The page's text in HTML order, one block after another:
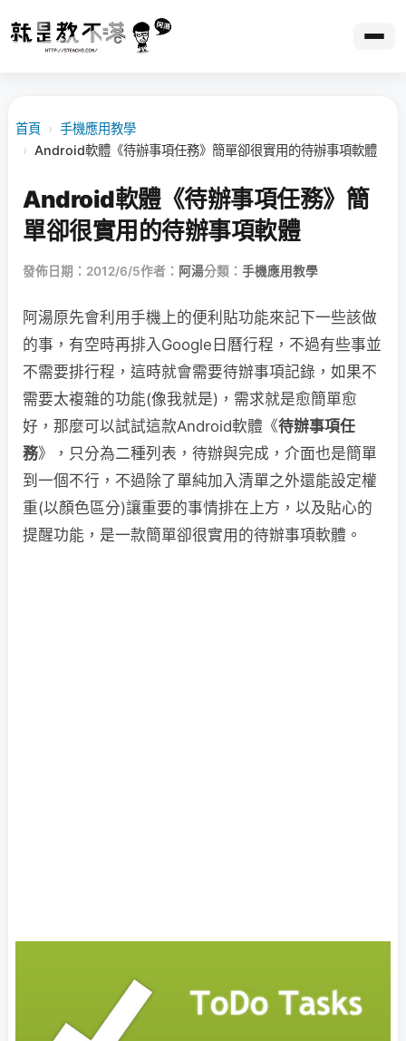
首頁 › 手機應用教學
› Android軟體《待辦事項任務》簡單卻很實用的待辦事項軟體
Android軟體《待辦事項任務》簡
單卻很實用的待辦事項軟體
發佈日期：2012/6/5作者： 阿湯分類： 手機應用教學
阿湯原先會利用手機上的便利貼功能來記下一些該做
的事，有空時再排入Google日曆行程，不過有些事並
不需要排行程，這時就會需要待辦事項記錄，如果不
需要太複雜的功能(像我就是)，需求就是愈簡單愈
好，那麼可以試試這款Android軟體《待辦事項任
務》，只分為二種列表，待辦與完成，介面也是簡單
到一個不行，不過除了單純加入清單之外還能設定權
重(以顏色區分)讓重要的事情排在上方，以及貼心的
提醒功能，是一款簡單卻很實用的待辦事項軟體。